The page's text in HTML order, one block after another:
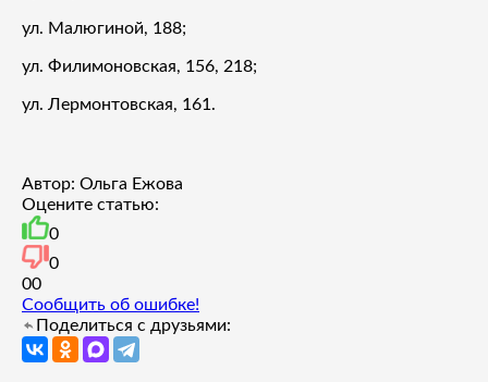
ул. Малюгиной, 188;
ул. Филимоновская, 156, 218;
ул. Лермонтовская, 161.
Автор: Ольга Ежова
Оцените статью:
0
0
00
Сообщить об ошибке!
Поделиться с друзьями: